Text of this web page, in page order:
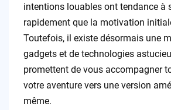
intentions louables ont tendance à
rapidement que la motivation
Toutefois, il existe désormais une
gadgets et de technologies
promettent de vous accompagner
votre aventure vers une version
même.